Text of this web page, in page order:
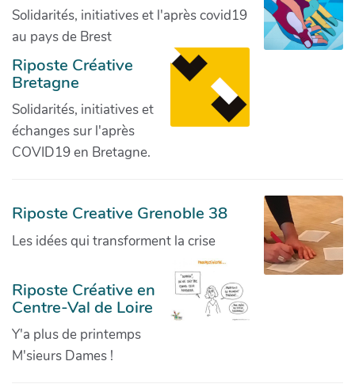
Solidarités, initiatives et l'après covid19
au pays de Brest
Riposte Créative
Bretagne
Solidarités, initiatives et
échanges sur l'après
COVID19 en Bretagne.
Riposte Creative Grenoble 38
Les idées qui transforment la crise
Riposte Créative en
Centre-Val de Loire
Y'a plus de printemps
M'sieurs Dames !